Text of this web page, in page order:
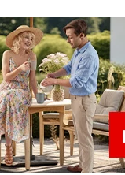
židle a křesla
lavice
stoly
houpačky
lehátka
doplňky